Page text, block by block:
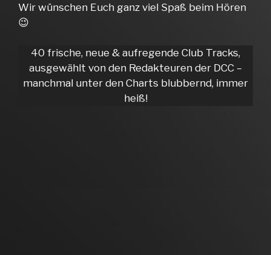
Wir wünschen Euch ganz viel Spaß beim Hören
😉
40 frische, neue & aufregende Club Tracks,
ausgewählt von den Redakteuren der DCC –
manchmal unter den Charts blubbernd, immer
heiß!